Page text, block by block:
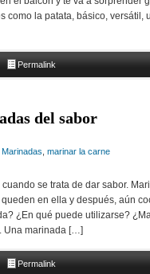
como la patata, básico, versátil,
Permalink
del sabor
Marinadas marinar la carne
se trata de dar sabor.
en ella y después, aún
¿En qué puede utilizarse?
Una marinada […]
Permalink